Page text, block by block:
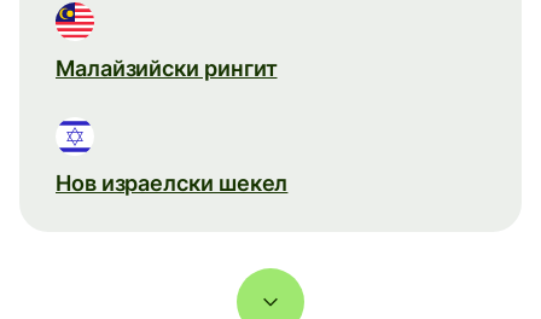
Малайзийски рингит
Нов израелски шекел